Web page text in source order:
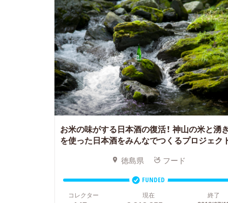
お米の味がする日本酒の復活！ 神山の米と湧
を使った日本酒をみんなでつくるプロジェク
徳島県 フード
FUNDED
コレクター
現在 終了